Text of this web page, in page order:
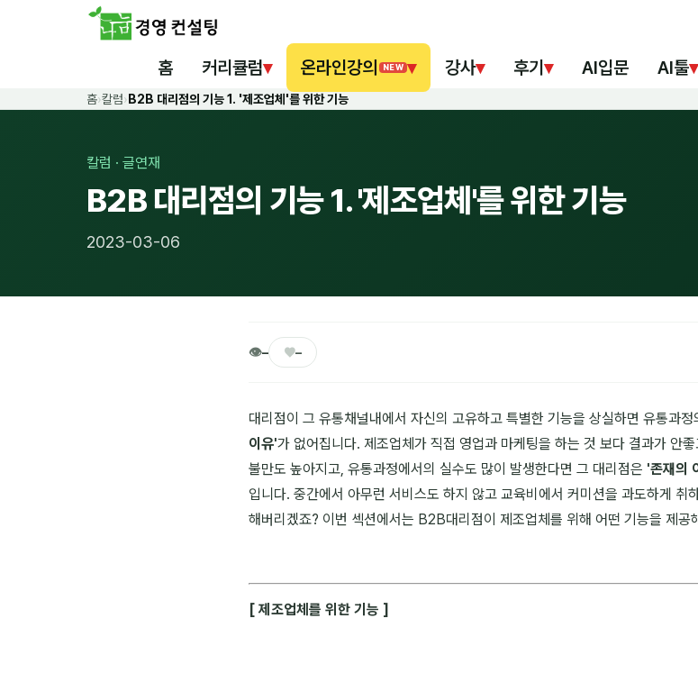
홈 커리큘럼▾ 온라인강의 NEW ▾ 강사▾ 후기 ▾ AI입문 AI툴▾
홈›칼럼› B2B 대리점의 기능 1. '제조업체'를 위한 기능
칼럼 · 글연재
B2B 대리점의 기능 1. '제조업체'를 위한 기능
2023-03-06
👁– ♥–
대리점이 그 유통채널내에서 자신의 고유하고 특별한 기능을 상실하면 유통과
이유'가 없어집니다. 제조업체가 직접 영업과 마케팅을 하는 것 보다 결과가 안
불만도 높아지고, 유통과정에서의 실수도 많이 발생한다면 그 대리점은 '존재의
입니다. 중간에서 아무런 서비스도 하지 않고 교육비에서 커미션을 과도하게 취
해버리겠죠? 이번 섹션에서는 B2B대리점이 제조업체를 위해 어떤 기능을 제공
[ 제조업체를 위한 기능 ]